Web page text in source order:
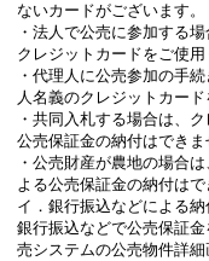
ないカードがございます。
・法人で公売に参加する
クレジットカードをご使用
・代理人に公売参加の手
人名義のクレジットカード
・共同入札する場合は、
公売保証金の納付はできま
・公売財産が農地の場合
よる公売保証金の納付はで
イ．銀行振込などによる納
銀行振込などで公売保証
売システムの公売物件詳